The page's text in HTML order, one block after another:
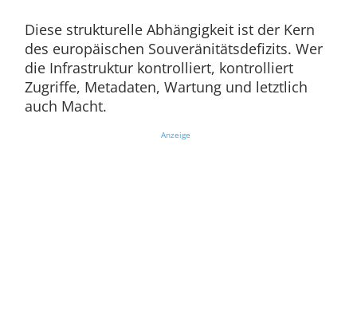
Diese strukturelle Abhängigkeit ist der Kern
des europäischen Souveränitätsdefizits. Wer
die Infrastruktur kontrolliert, kontrolliert
Zugriffe, Metadaten, Wartung und letztlich
auch Macht.
Anzeige